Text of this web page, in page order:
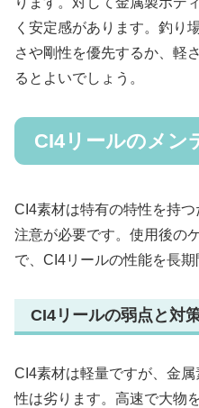
く安定感があります。釣り
さや剛性を優先するか、軽
るとよいでしょう。
CI4リールのメン
CI4素材は特有の特性を持
注意が必要です。使用後の
で、CI4リールの性能を長期
CI4リールの弱点と対
CI4素材は軽量ですが、金
性は劣ります。高速で大物